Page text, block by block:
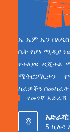
ኤ ኤም ኤን
ቤት የሆነ ሚዲያ
የተለያዩ ዲጂታል
ሜትሮፖሊታን
ስራዎችን በመስራት
የመገኛ አድራሻ
አድራሻ:
5 ኪሎ፣